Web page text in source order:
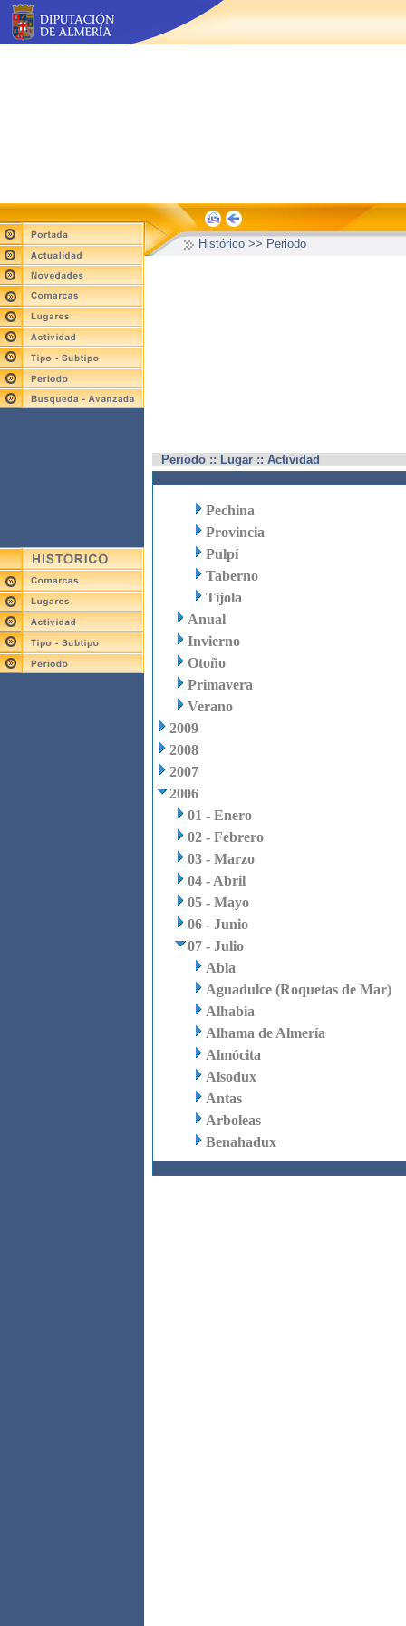
Histórico >> Periodo
Periodo :: Lugar :: Actividad
Pechina
Provincia
Pulpí
Taberno
Tíjola
Anual
Invierno
Otoño
Primavera
Verano
2009
2008
2007
2006
01 - Enero
02 - Febrero
03 - Marzo
04 - Abril
05 - Mayo
06 - Junio
07 - Julio
Abla
Aguadulce (Roquetas de Mar)
Alhabia
Alhama de Almería
Almócita
Alsodux
Antas
Arboleas
Benahadux